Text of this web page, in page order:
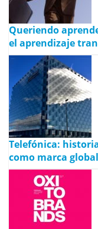
Queriendo
el aprendizaje
Telefónica:
como marca global